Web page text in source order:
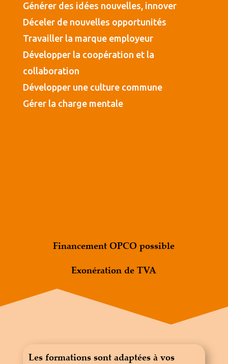
Générer des idées nouvelles, innover
Déceler de nouvelles opportunités
Travailler la marque employeur
Développer la coopération et la
collaboration
Développer une culture commune
Gérer la charge mentale
Financement OPCO possible
Exonération de TVA
Les formations sont adaptées à vos